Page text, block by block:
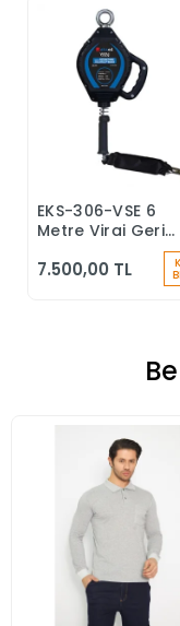
Sepete Ekle
EKS-306-VSE 6
Metre Viraj Geri
Durdurucu Keskin
7.500,00 TL